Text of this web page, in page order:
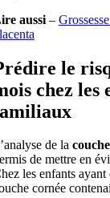
aussi–
le
chez les
de la
de mettre en
les enfants
cornée